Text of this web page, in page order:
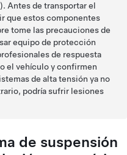
). Antes de transportar el
que estos componentes
tome las precauciones de
equipo de protección
de respuesta
el vehículo y confirmen
de alta tensión ya no
podría sufrir lesiones
de suspensión